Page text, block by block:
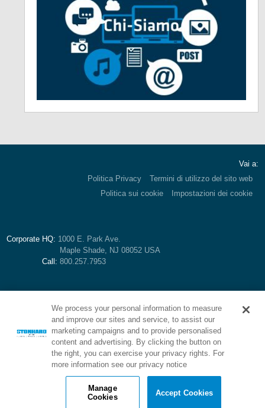
Vai a:
Politica Privacy
Termini di utilizzo del sito web
Politica sui cookie
Impostazioni dei cookie
Corporate HQ: 1000 E. Park Ave.
Maple Shade, NJ 08052 USA
Call: 800.257.7953
Brands of Stonhard:
We process your personal information to measure
and improve our sites and service, to assist our
marketing campaigns and to provide personalised
content and advertising. By clicking the button on
the right, you can exercise your privacy rights. For
more information see our privacy notice
Manage
Cookies
Accept Cookies